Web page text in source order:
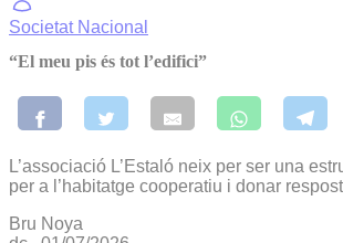
Societat Nacional
“El meu pis és tot l’edifici”
L’associació L’Estaló neix per ser una
per a l’habitatge cooperatiu i donar
Bru Noya